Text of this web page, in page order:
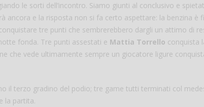
le sorti dell’incontro. Siamo giunti al conclusivo e
ancora e la risposta non si fa certo aspettare: la benzina è
tre punti che sembrerebbero dargli un attimo di
fonda. Tre punti assestati e Mattia Torrello conquista
che vede ultimamente sempre un giocatore ligure
il terzo gradino del podio; tre game tutti terminati col
la partita.